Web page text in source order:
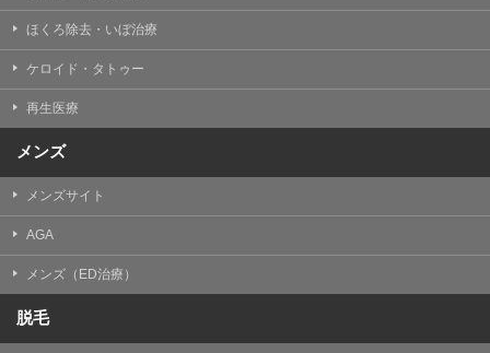
ほくろ除去・いぼ治療
ケロイド・タトゥー
再生医療
メンズ
メンズサイト
AGA
メンズ（ED治療）
脱毛